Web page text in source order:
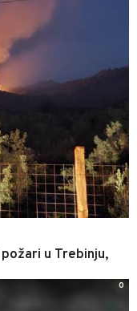
u Trebinju,
0